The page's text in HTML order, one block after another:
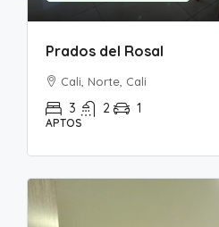
Prados del Rosal
Cali, Norte, Cali
3 2 1
APTOS